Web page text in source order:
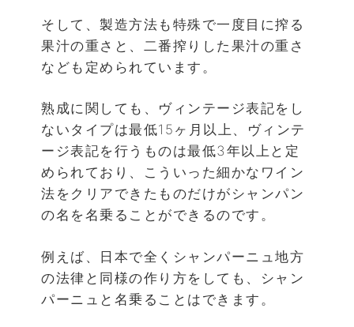
そして、製造方法も特殊で一度目に搾る
果汁の重さと、二番搾りした果汁の重さ
なども定められています。
熟成に関しても、ヴィンテージ表記をし
ないタイプは最低15ヶ月以上、ヴィンテ
ージ表記を行うものは最低3年以上と定
められており、こういった細かなワイン
法をクリアできたものだけがシャンパン
の名を名乗ることができるのです。
例えば、日本で全くシャンパーニュ地方
の法律と同様の作り方をしても、シャン
パーニュと名乗ることはできます。